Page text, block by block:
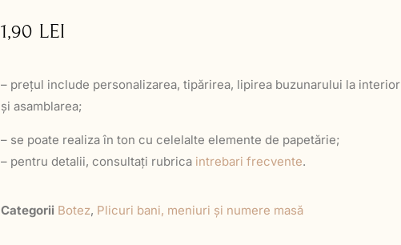
1,90 LEI
– prețul include personalizarea, tipărirea, lipirea buzunarului la interior
și asamblarea;
– se poate realiza în ton cu celelalte elemente de papetărie;
– pentru detalii, consultați rubrica intrebari frecvente.
Categorii Botez, Plicuri bani, meniuri și numere masă